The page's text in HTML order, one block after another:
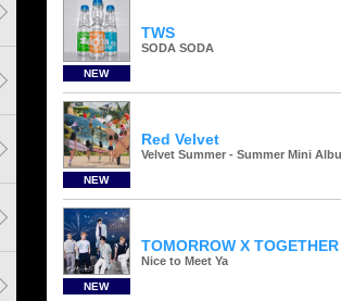
NEW
TWS
SODA SODA
NEW
Red Velvet
Velvet Summer - Summer Mini
NEW
TOMORROW X TOGETHER
Nice to Meet Ya